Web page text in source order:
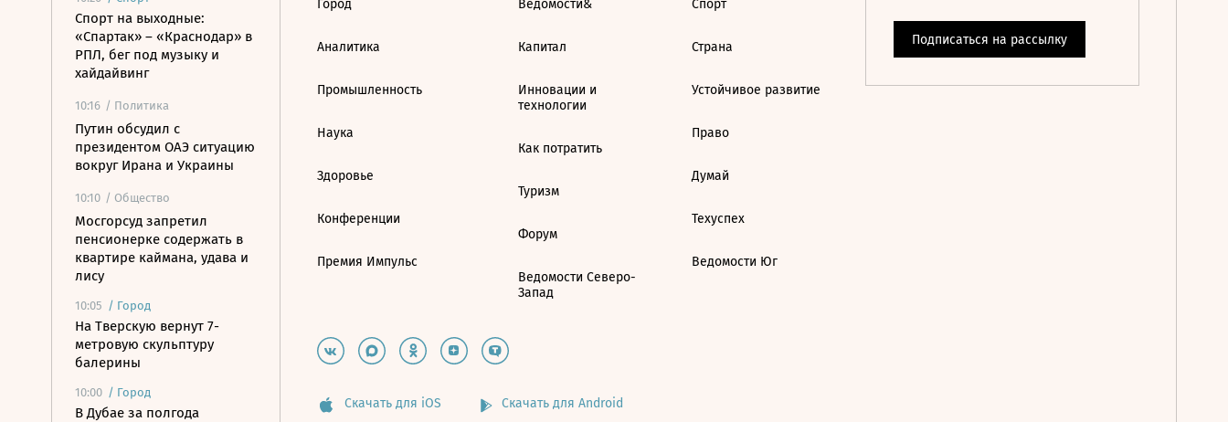
Спорт на выходные:
«Спартак» – «Краснодар» в
РПЛ, бег под музыку и
хайдайвинг
10:16 / Политика
Путин обсудил с
президентом ОАЭ ситуацию
вокруг Ирана и Украины
10:10 / Общество
Мосгорсуд запретил
пенсионерке содержать в
квартире каймана, удава и
лису
10:05 / Город
На Тверскую вернут 7-
метровую скульптуру
балерины
10:00 / Город
В Дубае за полгода
Город
Аналитика
Промышленность
Наука
Здоровье
Конференции
Премия Импульс
Ведомости&
Капитал
Инновации и
технологии
Как потратить
Туризм
Форум
Ведомости Северо-
Запад
Спорт
Страна
Устойчивое развитие
Право
Думай
Техуспех
Ведомости Юг
Скачать для iOS Скачать для Android